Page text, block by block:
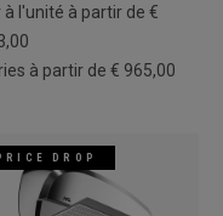
à l'unité à partir de €
à partir de € 965,00
DROP